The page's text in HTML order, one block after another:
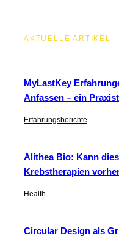
AKTUELLE ARTIKEL
MyLastKey
Anfassen – ein
Erfahrungsberichte
Alithea Bio: Kann
Krebstherapien
Health
Circular Design als